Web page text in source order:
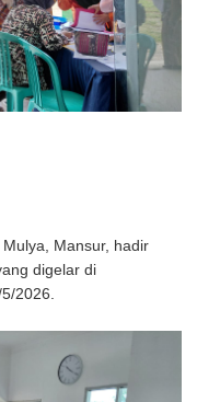
Mansur, hadir
digelar di
2026.